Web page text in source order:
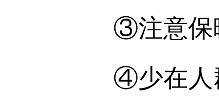
③注意保
④少在人群